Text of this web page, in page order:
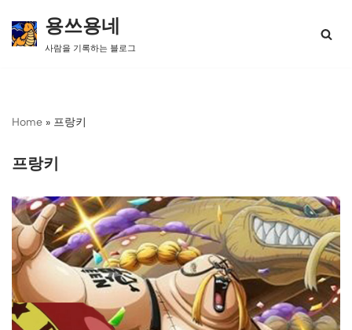
콘
너
용쓰용네
사람을 기록하는 블로그
Home » 프랑키
프랑키